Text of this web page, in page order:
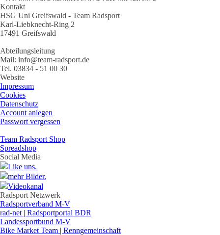
Kontakt
HSG Uni Greifswald - Team Radsport
Karl-Liebknecht-Ring 2
17491 Greifswald
Abteilungsleitung
Mail: info@team-radsport.de
Tel. 03834 - 51 00 30
Website
Impressum
Cookies
Datenschutz
Account anlegen
Passwort vergessen
Team Radsport Shop
Spreadshop
Social Media
Like uns.
mehr Bilder.
Videokanal
Radsport Netzwerk
Radsportverband M-V
rad-net | Radsportportal BDR
Landessportbund M-V
Bike Market Team | Renngemeinschaft